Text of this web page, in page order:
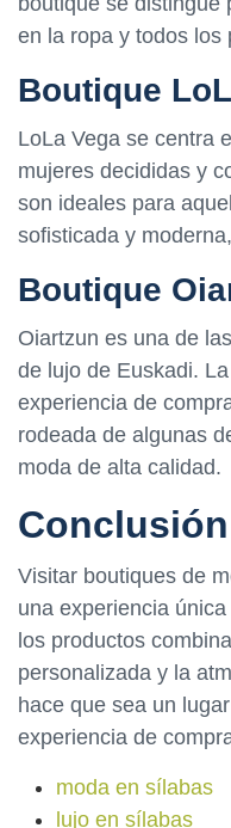
en la ropa y todos los
Boutique
LoLa Vega se centra
mujeres decididas y
son ideales para
sofisticada y
Boutique
Oiartzun es una de
de lujo de Euskadi.
experiencia de
rodeada de algunas
moda de alta calidad.
Conclusión
Visitar boutiques de
una experiencia
los productos
personalizada y la
hace que sea un
experiencia de
moda en sílabas
lujo en sílabas